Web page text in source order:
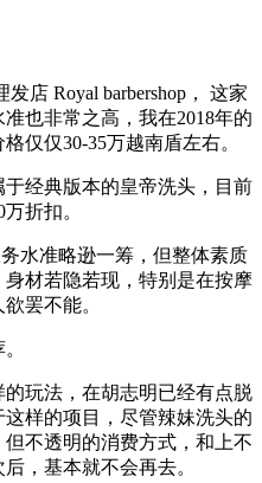
店 Royal barbershop， 这家
也非常之高，我在2018年的
仅仅30-35万越南盾左右。
经典版本的皇帝洗头，目前
折扣。
水准略逊一筹，但整体素质
材若隐若现，特别是在按摩
罢不能。
玩法，在胡志明已经有点脱
样的项目，尽管辣妹洗头的
不透明的消费方式，和上不
，基本就不会再去。